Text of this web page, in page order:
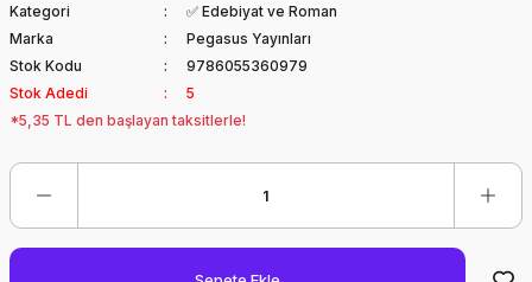
Kategori
✅ Edebiyat ve Roman
Marka
Pegasus Yayınları
Stok Kodu
9786055360979
Stok Adedi
5
*5,35 TL den başlayan taksitlerle!